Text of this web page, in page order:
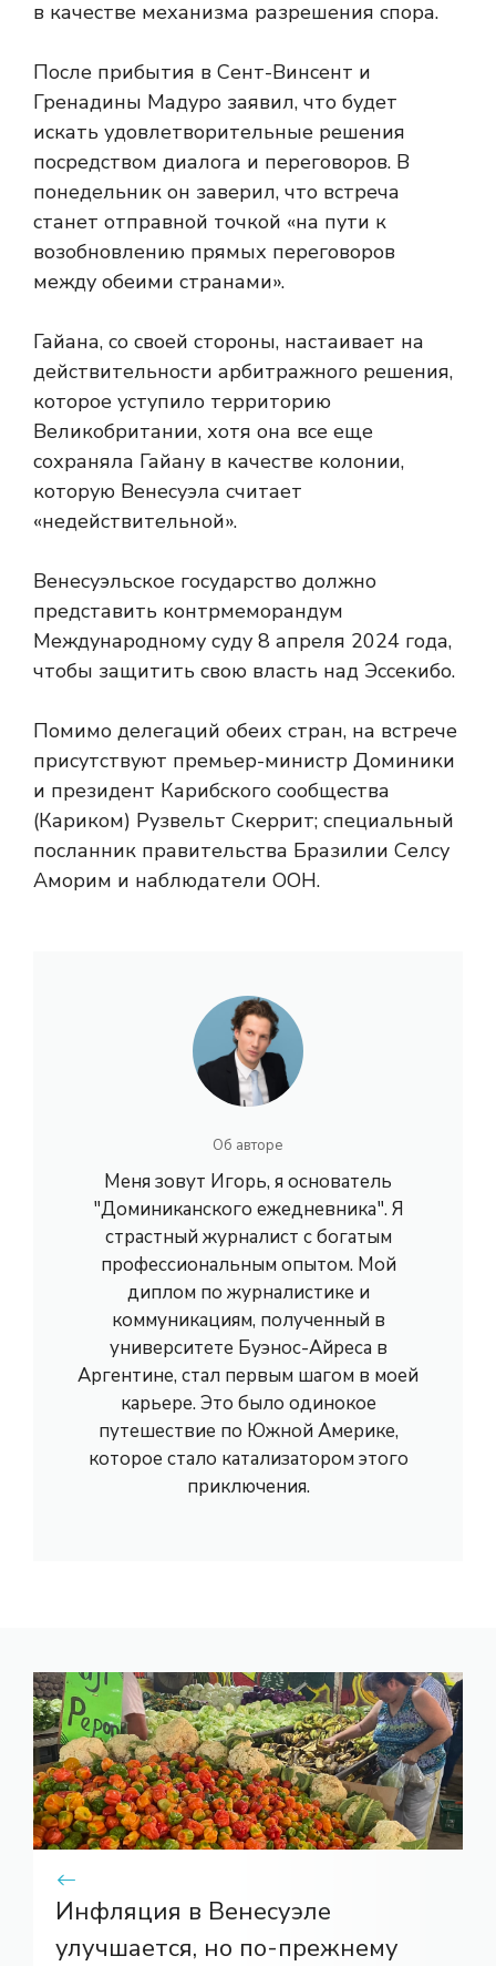
в качестве механизма разрешения спора.
После прибытия в Сент-Винсент и
Гренадины Мадуро заявил, что будет
искать удовлетворительные решения
посредством диалога и переговоров. В
понедельник он заверил, что встреча
станет отправной точкой «на пути к
возобновлению прямых переговоров
между обеими странами».
Гайана, со своей стороны, настаивает на
действительности арбитражного решения,
которое уступило территорию
Великобритании, хотя она все еще
сохраняла Гайану в качестве колонии,
которую Венесуэла считает
«недействительной».
Венесуэльское государство должно
представить контрмеморандум
Международному суду 8 апреля 2024 года,
чтобы защитить свою власть над Эссекибо.
Помимо делегаций обеих стран, на встрече
присутствуют премьер-министр Доминики
и президент Карибского сообщества
(Кариком) Рузвельт Скеррит; специальный
посланник правительства Бразилии Селсу
Аморим и наблюдатели ООН.
Об авторе
Меня зовут Игорь, я основатель
"Доминиканского ежедневника". Я
страстный журналист с богатым
профессиональным опытом. Мой
диплом по журналистике и
коммуникациям, полученный в
университете Буэнос-Айреса в
Аргентине, стал первым шагом в моей
карьере. Это было одинокое
путешествие по Южной Америке,
которое стало катализатором этого
приключения.
Инфляция в Венесуэле
улучшается, но по-прежнему